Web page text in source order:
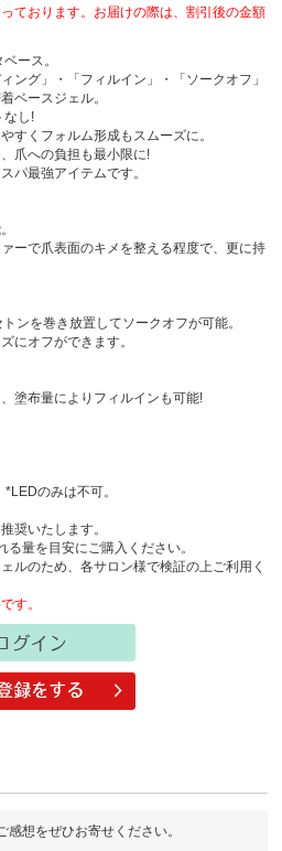
ております。お届けの際は、割引後の金額
ース。
ング」・「フィルイン」・「ソークオフ」
ベースジェル。
なし!
すくフォルム形成もスムーズに。
爪への負担も最小限に!
パ最強アイテムです。
ーで爪表面のキメを整える程度で、更に持
ンを巻き放置してソークオフが可能。
にオフができます。
塗布量によりフィルインも可能!
のみは不可。
奨いたします。
量を目安にご購入ください。
ルのため、各サロン様で検証の上ご利用く
す。
感想をぜひお寄せください。